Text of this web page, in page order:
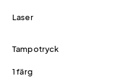
Laser
Tampotryck
1 färg